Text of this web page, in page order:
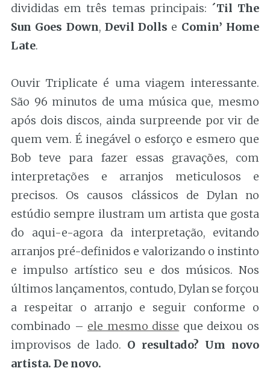
divididas em três temas principais: ´Til The
Sun Goes Down, Devil Dolls e Comin’ Home
Late.
Ouvir Triplicate é uma viagem interessante.
São 96 minutos de uma música que, mesmo
após dois discos, ainda surpreende por vir de
quem vem. É inegável o esforço e esmero que
Bob teve para fazer essas gravações, com
interpretações e arranjos meticulosos e
precisos. Os causos clássicos de Dylan no
estúdio sempre ilustram um artista que gosta
do aqui-e-agora da interpretação, evitando
arranjos pré-definidos e valorizando o instinto
e impulso artístico seu e dos músicos. Nos
últimos lançamentos, contudo, Dylan se forçou
a respeitar o arranjo e seguir conforme o
combinado – ele mesmo disse que deixou os
improvisos de lado. O resultado? Um novo
artista. De novo.